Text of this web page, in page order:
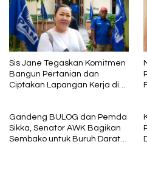
Sis Jane Tegaskan Komitmen
Bangun Pertanian dan
Ciptakan Lapangan Kerja di
Gandeng BULOG dan Pemda
Sikka, Senator AWK Bagikan
Sembako untuk Buruh Darat